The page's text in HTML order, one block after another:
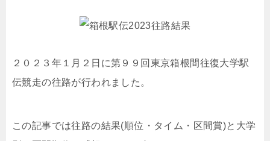
２０２３年１月２日に第９９回東京箱根間往復大学駅
伝競走の往路が行われました。
この記事では往路の結果(順位・タイム・区間賞)と大学